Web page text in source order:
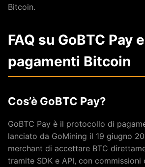
Bitcoin.
FAQ su GoBTC Pay
pagamenti Bitcoin
Cos’è GoBTC Pay?
GoBTC Pay è il protocollo di
lanciato da GoMining il 19 giugno
merchant di accettare BTC
tramite SDK e API, con commissioni